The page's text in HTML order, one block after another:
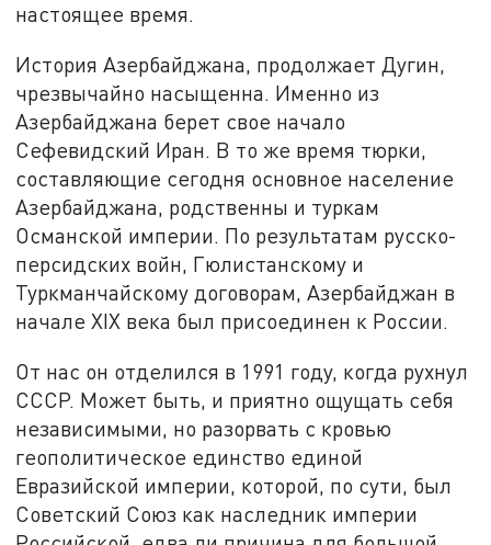
настоящее время.
История Азербайджана, продолжает Дугин,
чрезвычайно насыщенна. Именно из
Азербайджана берет свое начало
Сефевидский Иран. В то же время тюрки,
составляющие сегодня основное население
Азербайджана, родственны и туркам
Османской империи. По результатам русско-
персидских войн, Гюлистанскому и
Туркманчайскому договорам, Азербайджан в
начале XIX века был присоединен к России.
От нас он отделился в 1991 году, когда рухнул
СССР. Может быть, и приятно ощущать себя
независимыми, но разорвать с кровью
геополитическое единство единой
Евразийской империи, которой, по сути, был
Советский Союз как наследник империи